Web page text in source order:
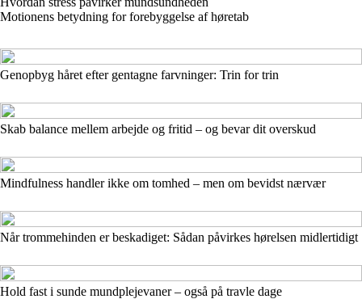
Motionens betydning for forebyggelse af høretab
Genopbyg håret efter gentagne farvninger: Trin for trin
Skab balance mellem arbejde og fritid – og bevar dit overskud
Mindfulness handler ikke om tomhed – men om bevidst nærvær
Når trommehinden er beskadiget: Sådan påvirkes hørelsen midlertidigt
Hold fast i sunde mundplejevaner – også på travle dage